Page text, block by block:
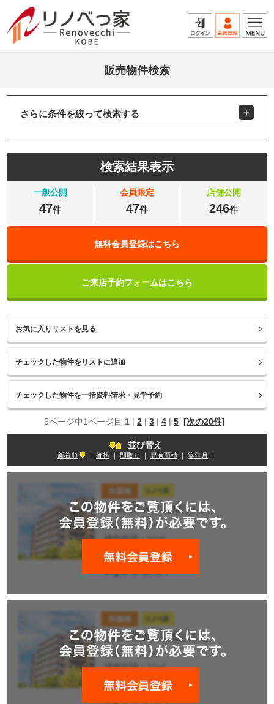
販売物件検索
さらに条件を絞って検索する
検索結果表示
一般公開
47件
会員限定
47件
店舗公開
246件
無料会員登録はこちら
ご来店予約フォームはこちら
お気に入りリストを見る
5ページ中1ページ目 1 | 2 | 3 | 4 | 5 [次の20件]
並び替え
新着順 ｜ 価格 ｜ 間取り ｜ 専有面積 ｜ 築年月 ｜